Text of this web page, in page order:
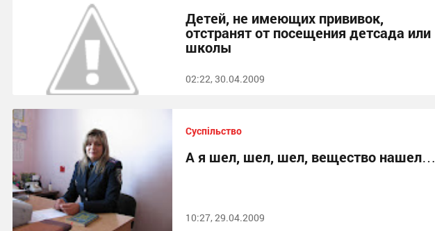
Детей, не имеющих прививок,
отстранят от посещения детсада или
школы
02:22, 30.04.2009
Суспільство
А я шел, шел, шел, вещество нашел…
10:27, 29.04.2009